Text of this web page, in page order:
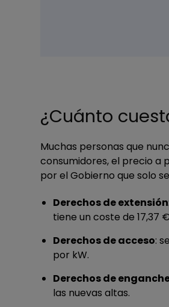
¿Cuánto
Muchas personas que
consumidores, el precio a
por el Gobierno que solo
Derechos de extensión
tiene un coste de 17,37
Derechos de acceso:
por kW.
Derechos de
las nuevas altas.